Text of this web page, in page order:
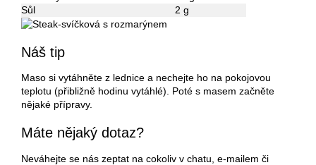
Sůl
2 g
Náš tip
Maso si vytáhněte z lednice a nechejte ho na pokojovou
teplotu (přibližně hodinu vytáhlé). Poté s masem začněte
nějaké přípravy.
Máte nějaký dotaz?
Neváhejte se nás zeptat na cokoliv v chatu, e-mailem či